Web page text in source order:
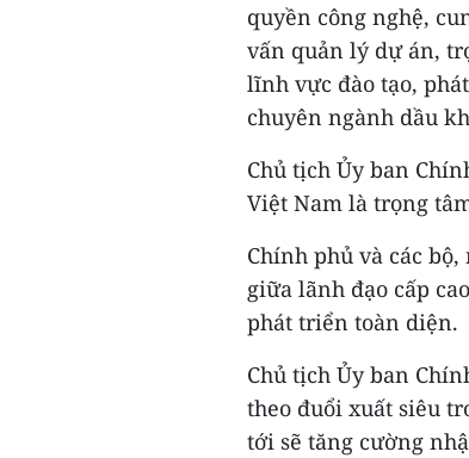
quyền công nghệ,
vấn quản lý dự án,
lĩnh vực đào tạo,
chuyên ngành dầu
Chủ tịch Ủy ban
Việt Nam là trọng
Chính phủ và các
giữa lãnh đạo cấp
phát triển toàn diện.
Chủ tịch Ủy ban
theo đuổi xuất siêu
tới sẽ tăng cường